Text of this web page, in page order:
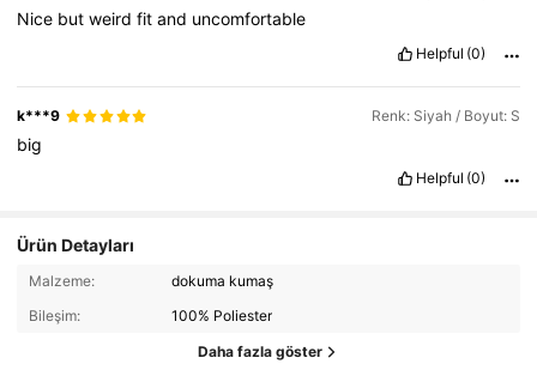
Nice butweirdfitand uncomfortable
Helpful (0)
k***9 Renk: Siyah / Boyut: S
big
Helpful (0)
Ürün Detayları
Malzeme:
dokuma kumaş
Bileşim:
100% Poliester
Daha fazla göster